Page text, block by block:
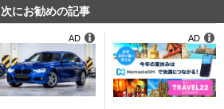
次にお勧めの記事
AD AD